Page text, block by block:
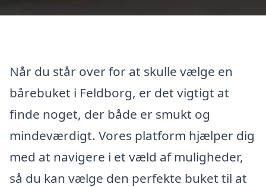
Når du står over for at skulle vælge en
bårebuket i Feldborg, er det vigtigt at
finde noget, der både er smukt og
mindeværdigt. Vores platform hjælper dig
med at navigere i et væld af muligheder,
så du kan vælge den perfekte buket til at